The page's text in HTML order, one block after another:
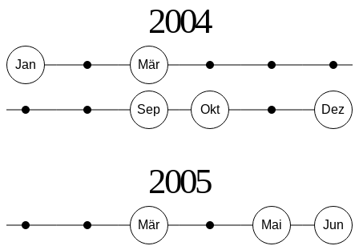
2004
Jan Mär
Sep Okt Dez
2005
Mär Mai Jun